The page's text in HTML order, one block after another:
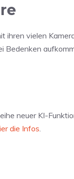
ihren vielen
neuer KI-
die Infos